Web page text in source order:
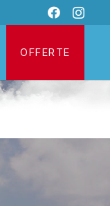
OFFERTE